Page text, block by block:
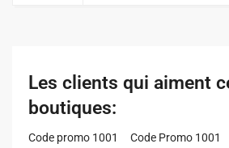
Les clients qui aiment
boutiques:
Code promo 1001
Code Promo 1001